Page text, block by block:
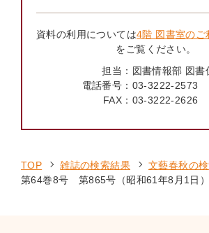
資料の利用については4階 図書室のご
をご覧ください。
担当： 図書情報部 図書
電話番号： 03-3222-2573
FAX： 03-3222-2626
TOP 雑誌の検索結果
文藝春秋の
第64巻8号 第865号（昭和61年8月1日）